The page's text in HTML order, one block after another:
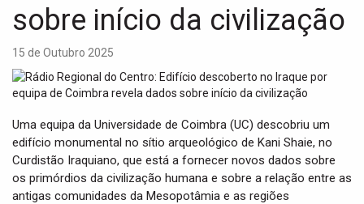
i
g
sobre início da civilização
15 de Outubro 2025
Uma equipa da Universidade de Coimbra (UC) descobriu um
edifício monumental no sítio arqueológico de Kani Shaie, no
Curdistão Iraquiano, que está a fornecer novos dados sobre
os primórdios da civilização humana e sobre a relação entre as
antigas comunidades da Mesopotâmia e as regiões